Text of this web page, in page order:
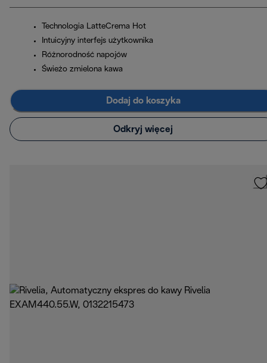
Technologia LatteCrema Hot
Intuicyjny interfejs użytkownika
Różnorodność napojów
Świeżo zmielona kawa
Dodaj do koszyka
Odkryj więcej